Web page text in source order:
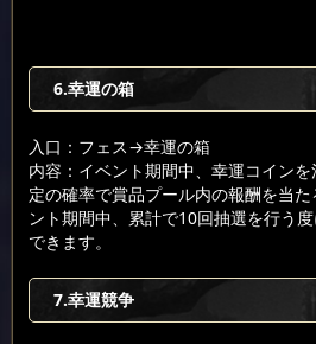
6.幸運の箱
入口：フェス→幸運の箱
内容：イベント期間中、幸運コイン
定の確率で賞品プール内の報酬を当
ント期間中、累計で10回抽選を行う
できます。
7.幸運競争